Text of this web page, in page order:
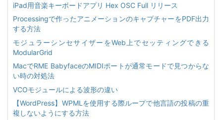
iPad用音楽キーボードアプリ Hex OSC Full リリース
Processingで作ったアニメーションのキャプチャーをPDF出力
する方法
モジュラーシンセサイザーをWeb上でセッティングできる
ModularGrid
MacでRME BabyfaceのMIDIポートが通常モードで見つからな
い時の対処法
VCOモジュールによる波形の違い
【WordPress】WPMLを使用する際ループで他言語の投稿の重
複しないようにする方法